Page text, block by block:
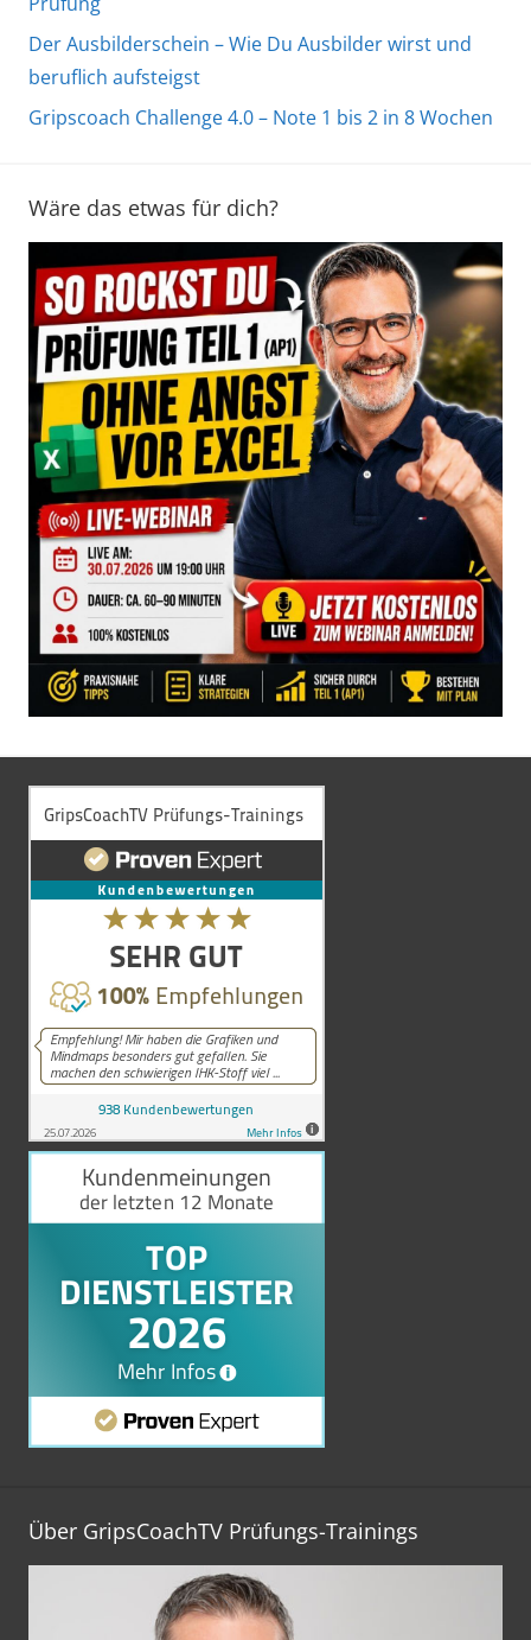
Der Ausbilderschein – Wie Du Ausbilder wirst und
beruflich aufsteigst
Gripscoach Challenge 4.0 – Note 1 bis 2 in 8 Wochen
Wäre das etwas für dich?
Über GripsCoachTV Prüfungs-Trainings